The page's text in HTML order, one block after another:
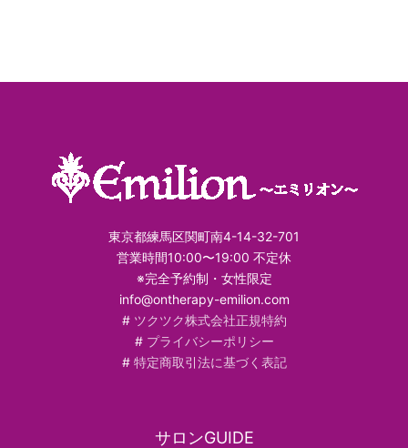
東京都練馬区関町南4-14-32-701
営業時間10:00〜19:00 不定休
※完全予約制・女性限定
info@ontherapy-emilion.com
# ツクツク株式会社正規特約
# プライバシーポリシー
# 特定商取引法に基づく表記
サロンGUIDE